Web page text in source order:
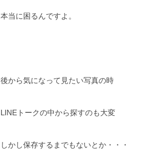
本当に困るんですよ。
後から気になって見たい写真の時
LINEトークの中から探すのも大変
しかし保存するまでもないとか・・・